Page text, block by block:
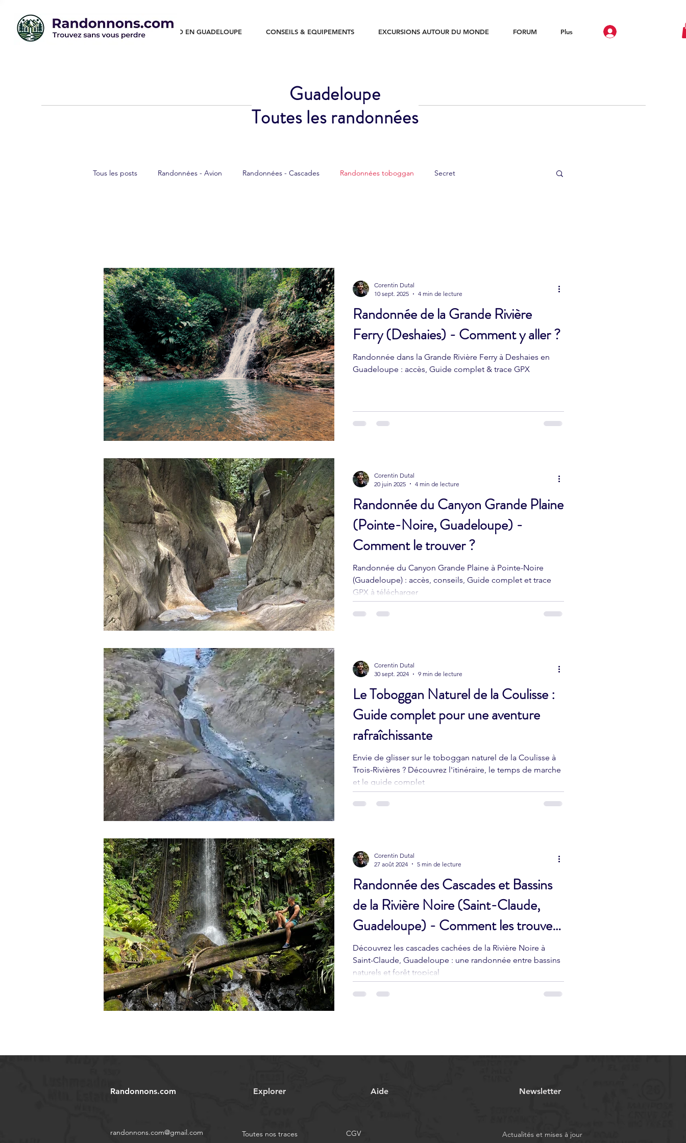
RANDO EN GUADELOUPE CONSEILS & EQUIPEMENTS EXCURSIONS AUTOUR DU MONDE FORUM Plus
Guadeloupe
Toutes les randonnées
Tous les posts Randonnées - Avion Randonnées - Cascades Randonnées toboggan Secret
Randonnée de la Grande Rivière
Ferry (Deshaies) - Comment y aller ?
Randonnée dans la Grande Rivière Ferry à Deshaies en
Guadeloupe : accès, Guide complet & trace GPX
Corentin Dutal
10 sept. 2025
4 min de lecture
Randonnée du Canyon Grande Plaine
(Pointe-Noire, Guadeloupe) -
Comment le trouver ?
Randonnée du Canyon Grande Plaine à Pointe-Noire
(Guadeloupe) : accès, conseils, Guide complet et trace
GPX à télécharger
Corentin Dutal
20 juin 2025
4 min de lecture
Le Toboggan Naturel de la Coulisse :
Guide complet pour une aventure
rafraîchissante
Envie de glisser sur le toboggan naturel de la Coulisse à
Trois-Rivières ? Découvrez l'itinéraire, le temps de marche
et le guide complet
Corentin Dutal
30 sept. 2024
9 min de lecture
Randonnée des Cascades et Bassins
de la Rivière Noire (Saint-Claude,
Guadeloupe) - Comment les trouver
?
Découvrez les cascades cachées de la Rivière Noire à
Saint-Claude, Guadeloupe : une randonnée entre bassins
naturels et forêt tropical
Corentin Dutal
27 août 2024
5 min de lecture
Randonnons.com
randonnons.com@gmail.com
Explorer
Toutes nos traces
Aide
CGV
Newsletter
Actualités et mises à jour